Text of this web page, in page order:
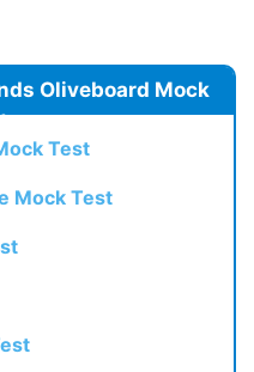
Oliveboard Mock
Test
Mock Test